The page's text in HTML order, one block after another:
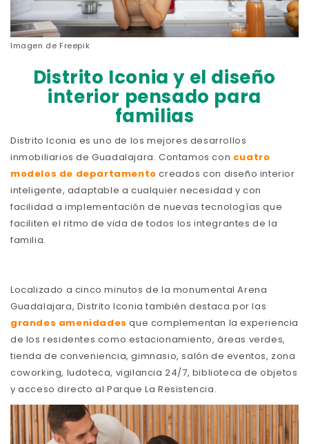
Imagen de Freepik
Distrito Iconia y el diseño
interior pensado para
familias
Distrito Iconia es uno de los mejores desarrollos
inmobiliarios de Guadalajara. Contamos con cuatro
modelos de departamento creados con diseño interior
inteligente, adaptable a cualquier necesidad y con
facilidad a implementación de nuevas tecnologías que
faciliten el ritmo de vida de todos los integrantes de la
familia.
Localizado a cinco minutos de la monumental Arena
Guadalajara, Distrito Iconia también destaca por las
grandes amenidades que complementan la experiencia
de los residentes como estacionamiento, áreas verdes,
tienda de conveniencia, gimnasio, salón de eventos, zona
coworking, ludoteca, vigilancia 24/7, biblioteca de objetos
y acceso directo al Parque La Resistencia.